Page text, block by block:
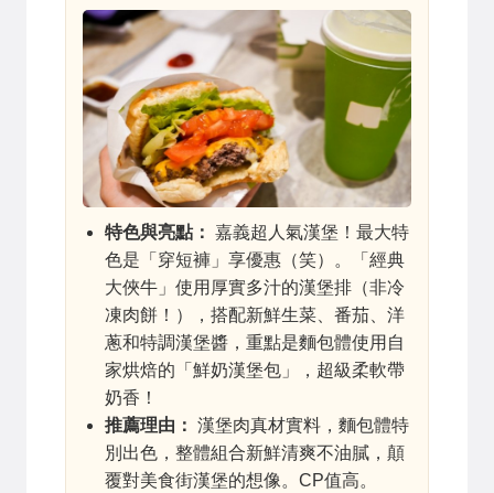
特色與亮點： 嘉義超人氣漢堡！最大特
色是「穿短褲」享優惠（笑）。「經典
大俠牛」使用厚實多汁的漢堡排（非冷
凍肉餅！），搭配新鮮生菜、番茄、洋
蔥和特調漢堡醬，重點是麵包體使用自
家烘焙的「鮮奶漢堡包」，超級柔軟帶
奶香！
推薦理由： 漢堡肉真材實料，麵包體特
別出色，整體組合新鮮清爽不油膩，顛
覆對美食街漢堡的想像。CP值高。